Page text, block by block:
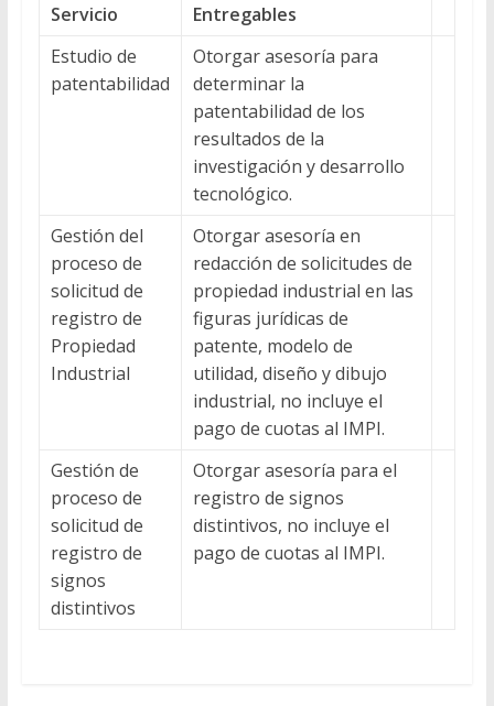
Servicio
Entregables
Estudio de
patentabilidad
Otorgar asesoría para
determinar la
patentabilidad de los
resultados de la
investigación y desarrollo
tecnológico.
Gestión del
proceso de
solicitud de
registro de
Propiedad
Industrial
Otorgar asesoría en
redacción de solicitudes de
propiedad industrial en las
figuras jurídicas de
patente, modelo de
utilidad, diseño y dibujo
industrial, no incluye el
pago de cuotas al IMPI.
Gestión de
proceso de
solicitud de
registro de
signos
distintivos
Otorgar asesoría para el
registro de signos
distintivos, no incluye el
pago de cuotas al IMPI.